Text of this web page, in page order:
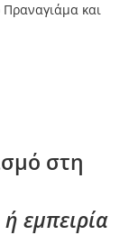
και
στη
εμπειρία